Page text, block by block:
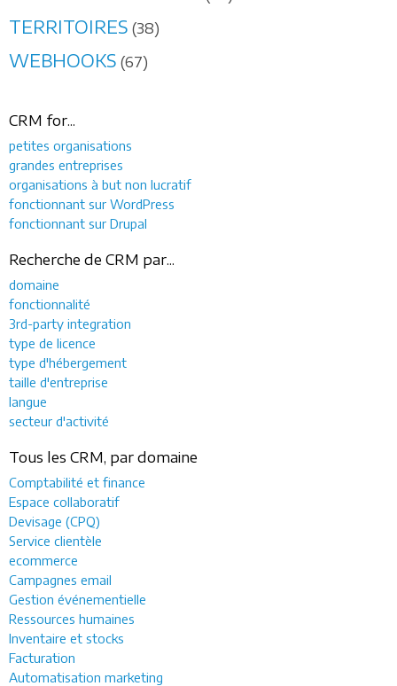
TERRITOIRES (38)
WEBHOOKS (67)
CRM for...
petites organisations
grandes entreprises
organisations à but non lucratif
fonctionnant sur WordPress
fonctionnant sur Drupal
Recherche de CRM par...
domaine
fonctionnalité
3rd-party integration
type de licence
type d'hébergement
taille d'entreprise
langue
secteur d'activité
Tous les CRM, par domaine
Comptabilité et finance
Espace collaboratif
Devisage (CPQ)
Service clientèle
ecommerce
Campagnes email
Gestion événementielle
Ressources humaines
Inventaire et stocks
Facturation
Automatisation marketing